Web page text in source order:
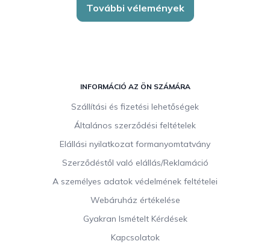
További vélemények
INFORMÁCIÓ AZ ÖN SZÁMÁRA
Szállítási és fizetési lehetőségek
Általános szerződési feltételek
Elállási nyilatkozat formanyomtatvány
Szerződéstől való elállás/Reklamáció
A személyes adatok védelmének feltételei
Webáruház értékelése
Gyakran Ismételt Kérdések
Kapcsolatok